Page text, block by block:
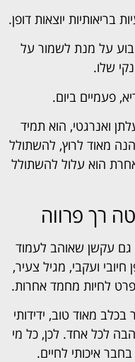
יוצאות דופן.
על מנת לשמור על
שלו.
פעמיים ביום.
ואנרגטי, הוא תמיד
מאוד לרוץ, להשתולל
הוא עלול להשתולל
רך פרווה
עקשן שאוהב לעמוד
ועקבי, מגיל צעיר,
לחיות מחמד אחרות.
מאוד טוב, ידידותי
לכל אחד. לכן, כל מי
איכותי לחיים.